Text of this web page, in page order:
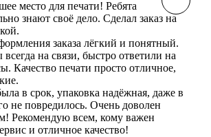
место для печати! Ребята
знают своё дело. Сделал заказ на
заказа лёгкий и понятный.
на связи, быстро ответили на
Качество печати просто отличное,
в срок, упаковка надёжная, даже в
не повредилось. Очень доволен
Рекомендую всем, кому важен
и отличное качество!